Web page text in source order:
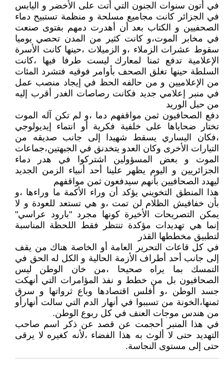
في أتون سنوات الجنون التي أتت على الأخضر و اليابس
في الجزائر كانت مجاميع مسلحة و منظمة تستبيح دماء
الصحفيين و الكتاب بعد أن أهدرت دمهم بفتوى صنعت
في مخابر الموت،و كانت كثير من المدن تحصي يوميا
سقوط عشرات الزملاء ،و الزميلات ،حينها كانت الأسرة
الإعلامية تدفع ثمنا لمعارك ليست طرفا فيها ،كانت
السلطة حينها تغلق الصحف بأوامر فوقيه فتشرد المئات
من الإعلاميين و من حالفه الحظ في إيجاد منصب عمل
في منبر إعلامي جديد فكانت رصاصات الغدر أقرب إليه
من حبل الوريد
دفع الصحافيون ثمن مواقفهم دما ،و لم تكن آله الموت
تختار ضحاياها على خلفية فكرية أو انتماء إيديولوجي
،فكان اليساري يسقط شهيدا إلى جانب صديقه من
التيارات الأخرى وكان العدو يتخدنق في الجبهتين،جماعات
الموت و بعض المسؤولين اشتركوا في هدر دماء
الجزائريين و اليوم يظهر علينا أحد أنبياء الزمن الجديد
ليهدد الصحافيين بأنهم سيدفعون ثمن مواقفهم
هذا المنطق التخويني يؤكد أن وراء الأكمة ما وراءها ،و
بأن خفافيش الظلام لن تمت ،و هي تستعد للعودة و لا
يمكن التصريحات الأخيرة كونها مجرد "بارود عراسي"
إنما هي تهديدات مؤكدة تنتظر فقط اللحظة المناسبة
لتطبيق مخططها القذر
في كل قاعات التحرير العامة أو الخاصة هناك من يقف
إلى جانب أحد أطراف الأزمة الحالية و الكل له الحق في
التمسك بما يراه صحيحا ،من خان الوطن ليس
الصحافيون بل من خطط و نفذ المؤامرات التي أنهكت
جسد الوطن ،و أفلس اقتصادها وباع ثرواتها و سرق
ثمنها،الخونة من تسببوا في أنهار الدم التي سالت أنهارأو
من هندس موجات العنف في كل ربوع الوطن.
في هذا المنبر أحجمت عن قصد عن ذكر اسم صاحب
التهديد حتى لا ألوث به هذا الفضاء ،لأنه كغيره لا يرقى
حتى إلى مستوى النجاسة.